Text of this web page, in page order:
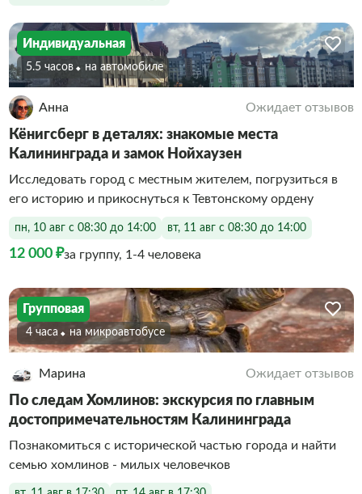
Индивидуальная
5.5 часов На автомобиле
Анна Ожидает отзывов
Кёнигсберг в деталях: знакомые места
Калининграда и замок Нойхаузен
Исследовать город с местным жителем, погрузиться в
его историю и прикоснуться к Тевтонскому ордену
пн, 10 авг с 08:30 до 14:00 вт, 11 авг с 08:30 до 14:00
12 000 ₽за группу, 1-4 человека
Групповая
4 часа На микроавтобусе
Марина Ожидает отзывов
По следам Хомлинов: экскурсия по главным
достопримечательностям Калининграда
Познакомиться с исторической частью города и найти
семью хомлинов - милых человечков